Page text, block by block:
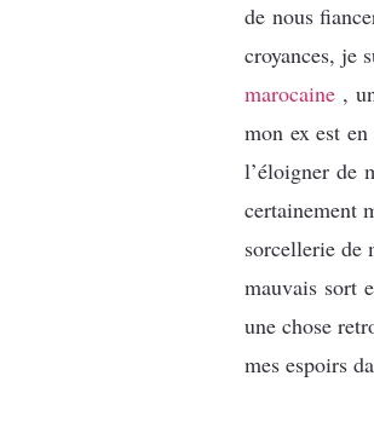
de nous
croyances, je
marocaine ,
mon ex est
l’éloigner de
certainement
sorcellerie de
mauvais sort
une chose
mes espoirs